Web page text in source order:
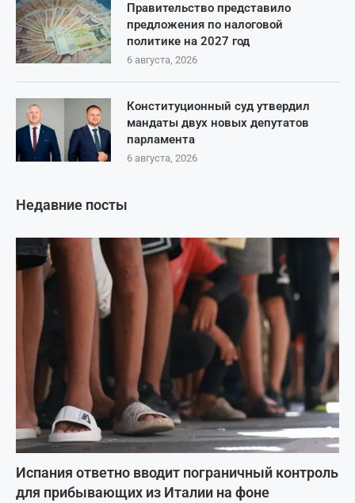
Правительство представило
предложения по налоговой
политике на 2027 год
6 августа, 2026
Конституционный суд утвердил
мандаты двух новых депутатов
парламента
6 августа, 2026
Недавние посты
Испания ответно вводит пограничный контроль
для прибывающих из Италии на фоне